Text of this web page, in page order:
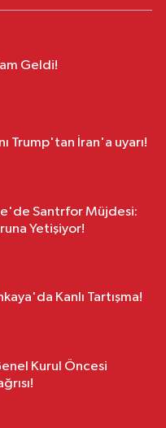
Geldi!
Trump'tan İran'a uyarı!
Santrfor Müjdesi:
Yetişiyor!
Kanlı Tartışma!
Kurul Öncesi